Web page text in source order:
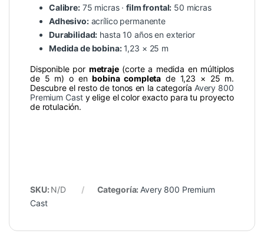
Calibre:75 micras ·film frontal: 50 micras
Adhesivo:acrílico permanente
Durabilidad: hasta 10 años en exterior
Medida de bobina:1,23 × 25 m
Disponible por metraje(corte a medida en múltiplos
de 5 m) o enbobina completa de 1,23 × 25 m.
Descubre el resto de tonos en la categoría Avery 800
Premium Casty elige el color exacto para tu proyecto
de rotulación.
SKU: N/D Categoría: Avery 800 Premium
Cast